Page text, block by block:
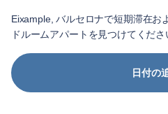
Eixample, バルセロナで短期滞在お
ドルームアパートを見つけてくださ
日付の